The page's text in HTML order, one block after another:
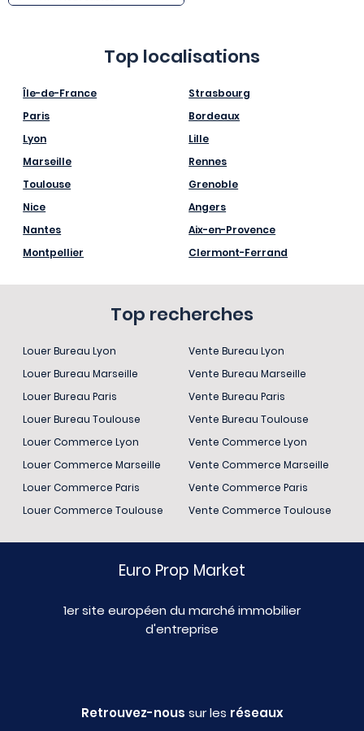
Top localisations
Île-de-France
Paris
Lyon
Marseille
Toulouse
Nice
Nantes
Montpellier
Strasbourg
Bordeaux
Lille
Rennes
Grenoble
Angers
Aix-en-Provence
Clermont-Ferrand
Top recherches
Louer Bureau Lyon
Louer Bureau Marseille
Louer Bureau Paris
Louer Bureau Toulouse
Louer Commerce Lyon
Louer Commerce Marseille
Louer Commerce Paris
Louer Commerce Toulouse
Vente Bureau Lyon
Vente Bureau Marseille
Vente Bureau Paris
Vente Bureau Toulouse
Vente Commerce Lyon
Vente Commerce Marseille
Vente Commerce Paris
Vente Commerce Toulouse
Euro Prop Market
1er site européen du marché immobilier
d'entreprise
Retrouvez-nous sur les réseaux